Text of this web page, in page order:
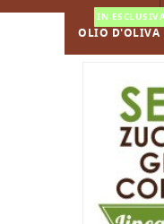
OLIO D'OLIVA
IN
Home